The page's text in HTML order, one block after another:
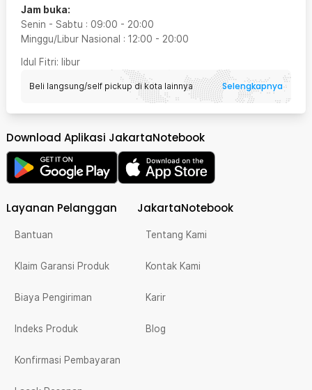
Jam buka:
Senin - Sabtu : 09:00 - 20:00
Minggu/Libur Nasional : 12:00 - 20:00
Idul Fitri: libur
Beli langsung/self pickup di kota lainnya Selengkapnya
Download Aplikasi JakartaNotebook
Layanan Pelanggan
Bantuan
Klaim Garansi Produk
Biaya Pengiriman
Indeks Produk
Konfirmasi Pembayaran
JakartaNotebook
Tentang Kami
Kontak Kami
Karir
Blog